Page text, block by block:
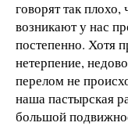
говорят так
возникают у нас
постепенно. Хотя
нетерпение,
перелом не
наша пастырская
большой